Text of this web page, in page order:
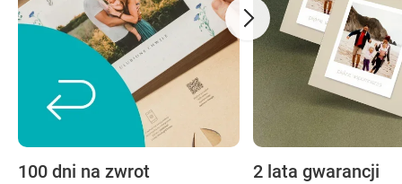
100 dni na zwrot 2 lata gwarancji